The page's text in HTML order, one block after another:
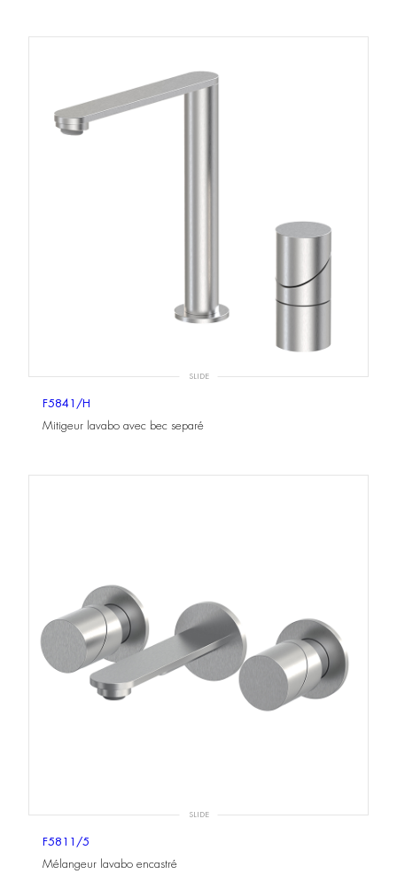
SLIDE
F5841/H
Mitigeur lavabo avec bec separé
SLIDE
F5811/5
Mélangeur lavabo encastré